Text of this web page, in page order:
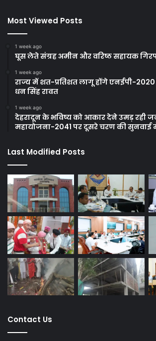
Most Viewed Posts
1 week ago
घूस लेते संग्रह अमीन और वरिष्ठ सहायक
1 week ago
राज्य में शत-प्रतिशत लागू होंगे एनईपी-2020
धन सिंह रावत
1 week ago
देहरादून के भविष्य को आकार देने उमड़ रही
महायोजना-2041 पर दूसरे चरण की सुनवाई में
Last Modified Posts
Contact Us